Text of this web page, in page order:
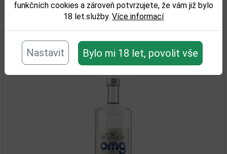
funkčních cookies a zároveň potvrzujete, že vám již bylo
18 let.služby. Více informací
Nastavit Bylo mi 18 let, povolit vše
Objem obalu (L): 0,7
Související zboží